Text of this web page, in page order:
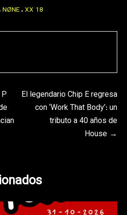
NØNE XX 18
El legendario Chip E regresa
con ‘Work That Body’: un
tributo a 40 años de
House